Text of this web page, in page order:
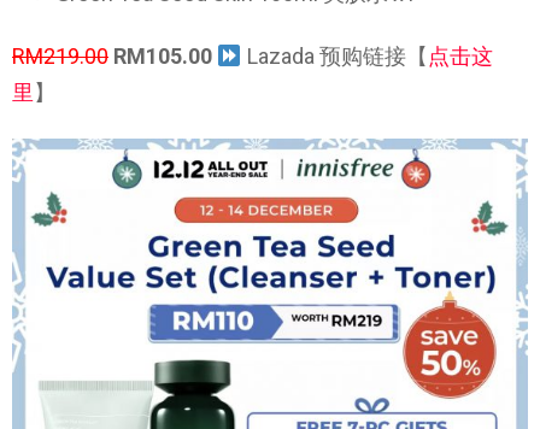
RM219.00 RM105.00 Lazada 预购链接【 点击这
里 】